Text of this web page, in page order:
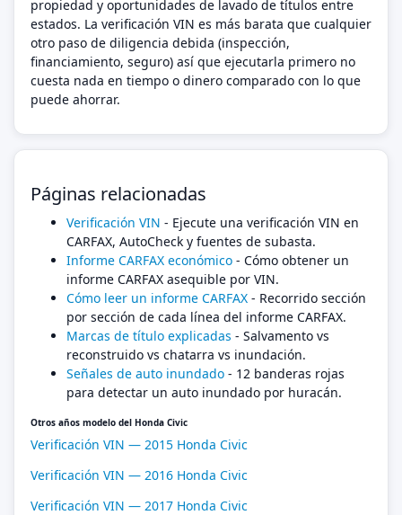
propiedad y oportunidades de lavado de títulos entre
estados. La verificación VIN es más barata que cualquier
otro paso de diligencia debida (inspección,
financiamiento, seguro) así que ejecutarla primero no
cuesta nada en tiempo o dinero comparado con lo que
puede ahorrar.
Páginas relacionadas
Verificación VIN - Ejecute una verificación VIN en
CARFAX, AutoCheck y fuentes de subasta.
Informe CARFAX económico - Cómo obtener un
informe CARFAX asequible por VIN.
Cómo leer un informe CARFAX - Recorrido sección
por sección de cada línea del informe CARFAX.
Marcas de título explicadas - Salvamento vs
reconstruido vs chatarra vs inundación.
Señales de auto inundado - 12 banderas rojas
para detectar un auto inundado por huracán.
Otros años modelo del Honda Civic
Verificación VIN — 2015 Honda Civic
Verificación VIN — 2016 Honda Civic
Verificación VIN — 2017 Honda Civic